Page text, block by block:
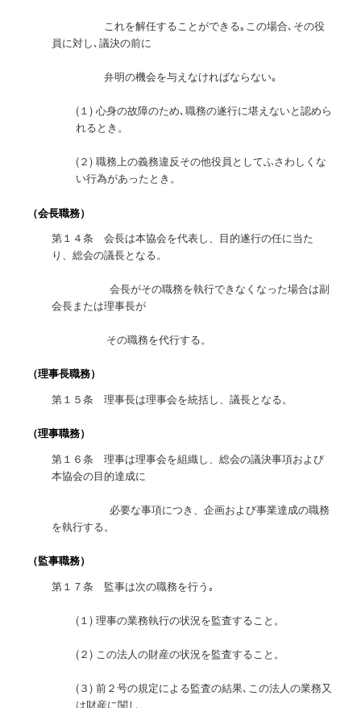
これを解任することができる｡この場合､その役
員に対し､議決の前に
弁明の機会を与えなければならない｡
(１) 心身の故障のため､職務の遂行に堪えないと認めら
れるとき。
(２) 職務上の義務違反その他役員としてふさわしくな
い行為があったとき。
（会長職務）
第１４条 会長は本協会を代表し、目的遂行の任に当た
り、総会の議長となる。
会長がその職務を執行できなくなった場合は副
会長または理事長が
その職務を代行する。
（理事長職務）
第１５条 理事長は理事会を統括し、議長となる。
（理事職務）
第１６条 理事は理事会を組織し、総会の議決事項および
本協会の目的達成に
必要な事項につき、企画および事業達成の職務
を執行する。
（監事職務）
第１７条 監事は次の職務を行う｡
(１) 理事の業務執行の状況を監査すること。
(２) この法人の財産の状況を監査すること。
(３) 前２号の規定による監査の結果､この法人の業務又
は財産に関し